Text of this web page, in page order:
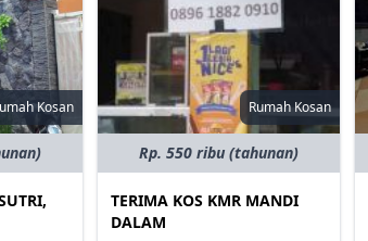
Kosan Rumah Kosan
Rp. 550 ribu (tahunan)
TERIMA KOS KMR MANDI
DALAM